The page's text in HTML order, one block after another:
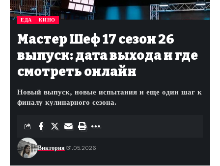
ЕДА КИНО
Мастер Шеф 17 сезон 26
выпуск: дата выхода и где
смотреть онлайн
Новый выпуск, новые испытания и еще один шаг к
финалу кулинарного сезона.
Виктория 31.05.2026